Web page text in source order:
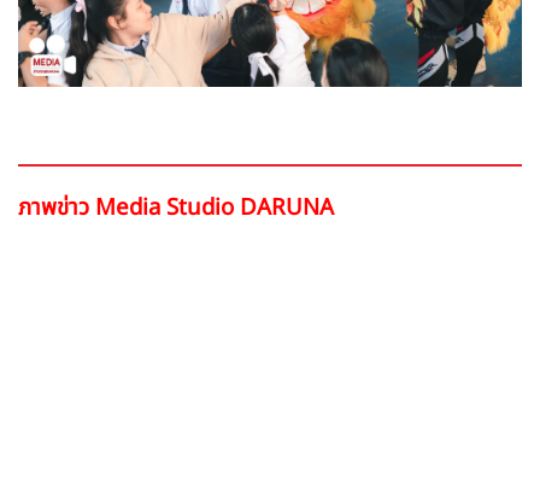
ภาพข่าว Media Studio DARUNA